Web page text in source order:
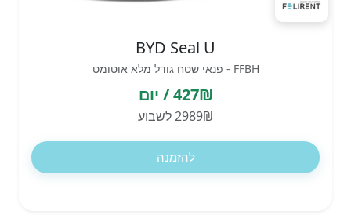
BYD Seal U
FFBH - פנאי שטח גודל מלא אוטומט
427₪ / יום
2989₪ לשבוע
להזמנה